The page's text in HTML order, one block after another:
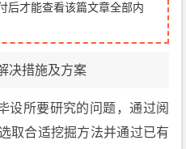
后才能查看该篇文章全部内
决措施及方案
设所要研究的问题，通过阅
取合适挖掘方法并通过已有